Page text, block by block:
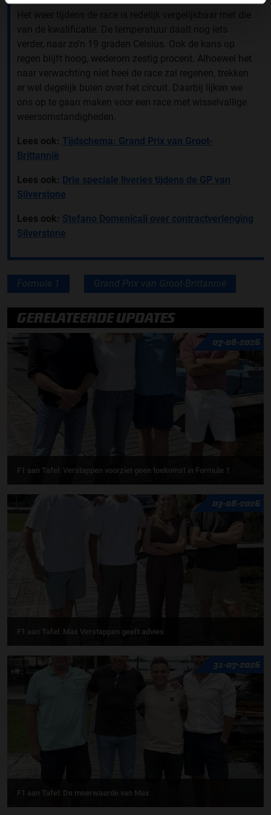
Het weer tijdens de race is redelijk vergelijkbaar met die
van de kwalificatie. De temperatuur daalt nog iets
verder, naar zo'n 19 graden Celsius. Ook de kans op
regen blijft hoog, wederom zestig procent. Alhoewel het
naar verwachting niet heel de race zal regenen, trekken
er wel degelijk buien over het circuit. Daarbij lijken we
ons op te gaan maken voor een race met wisselvallige
weersomstandigheden.
Lees ook: Tijdschema: Grand Prix van Groot-
Brittannië
Lees ook: Drie speciale liveries tijdens de GP van
Silverstone
Lees ook: Stefano Domenicali over contractverlenging
Silverstone
Formule 1 Grand Prix van Groot-Brittannië
GERELATEERDE UPDATES
07-08-2026
F1 aan Tafel: Verstappen voorziet geen toekomst in Formule 1
03-08-2026
F1 aan Tafel: Max Verstappen geeft advies
31-07-2026
F1 aan Tafel: De meerwaarde van Max